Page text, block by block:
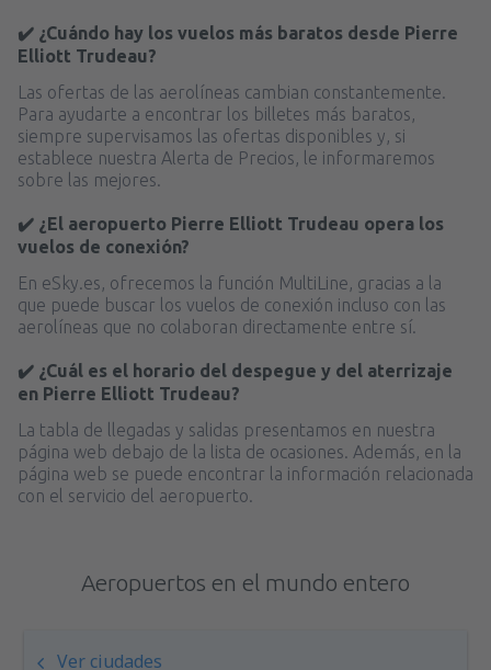
✔️ ¿Cuándo hay los vuelos más baratos desde Pierre
Elliott Trudeau?
Las ofertas de las aerolíneas cambian constantemente.
Para ayudarte a encontrar los billetes más baratos,
siempre supervisamos las ofertas disponibles y, si
establece nuestra Alerta de Precios, le informaremos
sobre las mejores.
✔️ ¿El aeropuerto Pierre Elliott Trudeau opera los
vuelos de conexión?
En eSky.es, ofrecemos la función MultiLine, gracias a la
que puede buscar los vuelos de conexión incluso con las
aerolíneas que no colaboran directamente entre sí.
✔️ ¿Cuál es el horario del despegue y del aterrizaje
en Pierre Elliott Trudeau?
La tabla de llegadas y salidas presentamos en nuestra
página web debajo de la lista de ocasiones. Además, en la
página web se puede encontrar la información relacionada
con el servicio del aeropuerto.
Aeropuertos en el mundo entero
Ver ciudades